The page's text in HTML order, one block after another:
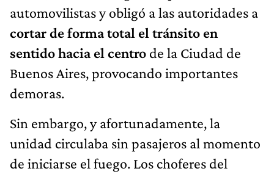
automovilistas y obligó a las autoridades a
cortar de forma total el tránsito en
sentido hacia el centro de la Ciudad de
Buenos Aires, provocando importantes
demoras.
Sin embargo, y afortunadamente, la
unidad circulaba sin pasajeros al momento
de iniciarse el fuego. Los choferes del